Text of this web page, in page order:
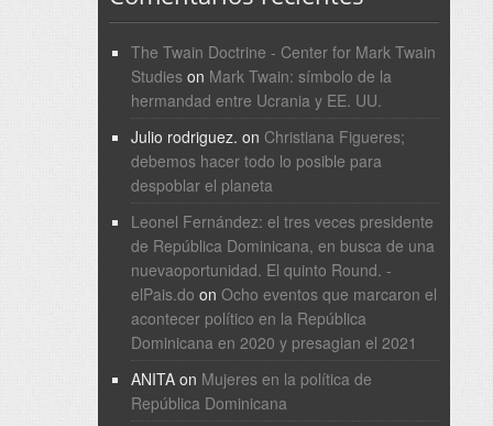
The Twain Doctrine - Center for Mark Twain
Studieson Mark Twain: símbolo de la
hermandad entre Ucrania y EE. UU.
Julio rodriguez. on Christiana Figueres;
debemos hacer todo lo posible para
despoblar el planeta
Leonel Fernández: el tres veces presidente
de República Dominicana, en busca de una
nuevaoportunidad. El quinto Round. -
elPais.do on Ocho eventos que marcaron el
acontecer político en la República
Dominicana en 2020 y presagian el 2021
ANITAon Mujeres en la política de
República Dominicana